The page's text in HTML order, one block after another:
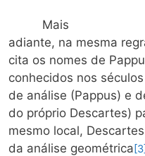
Mais
adiante, na mesma
cita os nomes de
conhecidos nos
de análise (Pappus) e
do próprio Descartes)
mesmo local,
da análise geométrica [3]